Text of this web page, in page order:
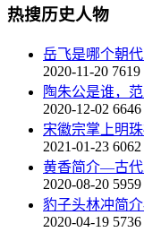
热搜历史人物
岳飞是哪个朝
2020-11-20 7619
陶朱公是谁，
2020-12-02 6646
宋徽宗掌上明
2021-01-23 6062
黄香简介—古代
2020-08-20 5959
豹子头林冲简
2020-04-19 5736